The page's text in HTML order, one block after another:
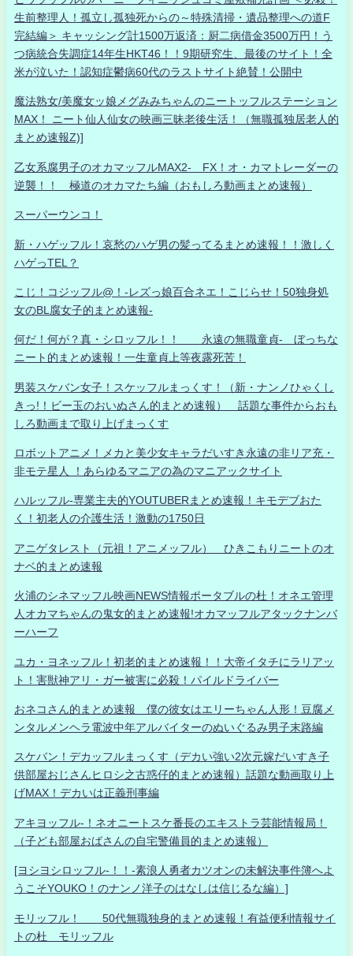
生前整理人！孤立し孤独死からの～特殊清掃・遺品整理への道F
完結編＞ キャッシング計1500万返済：厨二病借金3500万円！う
つ病統合失調症14年生HKT46！！9期研究生、最後のサイト！全
米が泣いた！認知症鬱病60代のラストサイト絶賛！公開中
魔法熟女/美魔女ッ娘メグみみちゃんのニートッフルステーション
MAX！ ニート仙人仙女の映画三昧老後生活！（無職孤独居老人的
まとめ速報Z)]
乙女系腐男子のオカマッフルMAX2- FX！オ・カマトレーダーの
逆襲！！ 極道のオカマたち編（おもしろ動画まとめ速報）
スーパーウンコ！
新・ハゲッフル！哀愁のハゲ男の髪ってるまとめ速報！！激しく
ハゲっTEL？
こじ！コジッフル@！-レズっ娘百合ネエ！こじらせ！50独身処
女のBL腐女子的まとめ速報-
何だ！何が？真・シロッフル！！ 永遠の無職童貞- ぼっちな
ニート的まとめ速報！一生童貞上等夜露死苦！
男装スケバン女子！スケッフルまっくす！（新・ナンノひゃくし
きっ!！ビー玉のおいぬさん的まとめ速報） 話題な事件からおも
しろ動画まで取り上げまっくす
ロボットアニメ！メカと美少女キャラだいすき永遠の非リア充・
非モテ星人 ！あらゆるマニアの為のマニアックサイト
ハルッフル-専業主夫的YOUTUBERまとめ速報！キモデブおた
く！初老人の介護生活！激動の1750日
アニゲタレスト（元祖！アニメッフル） ひきこもりニートのオ
ナベ的まとめ速報
火浦のシネマッフル映画NEWS情報ポータブルの杜！オネエ管理
人オカマちゃんの鬼女的まとめ速報!オカマッフルアタックナンバ
ーハーフ
ユカ・ヨネッフル！初老的まとめ速報！！大帝イタチにラリアッ
ト！害獣神アリ・ガー被害に必殺！パイルドライバー
おネコさん的まとめ速報 僕の彼女はエリーちゃん人形！豆腐メ
ンタルメンヘラ電波中年アルバイターのぬいぐるみ男子末路編
スケバン！デカッフルまっくす（デカい強い2次元嫁だいすき子
供部屋おじさんヒロシ之古惑仔的まとめ速報）話題な動画取り上
げMAX！デカいは正義刑事編
アキヨッフル-！ネオニートスケ番長のエキストラ芸能情報局！
（子ども部屋おばさんの自宅警備員的まとめ速報）
[ヨシヨシロッフル-！！-素浪人勇者カツオンの未解決事件簿へよ
うこそYOUKO！のナンノ洋子のはなしは信じるな編）]
モリッフル！ 50代無職独身的まとめ速報！有益便利情報サイ
トの杜 モリッフル